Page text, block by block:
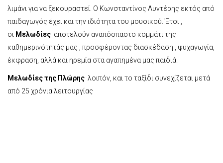
λιμάνι για να ξεκουραστεί. Ο Κωνσταντίνος Λυντέρης εκτός από
παιδαγωγός έχει και την ιδιότητα του μουσικού. Έτσι ,
οι Μελωδίες αποτελούν αναπόσπαστο κομμάτι της
καθημερινότητάς μας , προσφέροντας διασκέδαση , ψυχαγωγία,
έκφραση, αλλά και ηρεμία στα αγαπημένα μας παιδιά.
Μελωδίες της Πλώρης λοιπόν, και το ταξίδι συνεχίζεται μετά
από 25 χρόνια λειτουργίας